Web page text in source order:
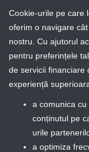
constante
scris deMaria
Cookie-urile pe care
oferim o navigare
nostru. Cu ajutorul
pentru preferințele
de servicii financiare
experiență
a comunica
conținutul pe
urile
a optimiza